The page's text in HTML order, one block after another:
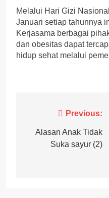
Melalui Hari Gizi
Januari setiap tahunnya
Kerjasama berbagai
dan obesitas dapat
hidup sehat melalui
navigation
Previous:
Alasan Anak Tidak
Suka sayur (2)